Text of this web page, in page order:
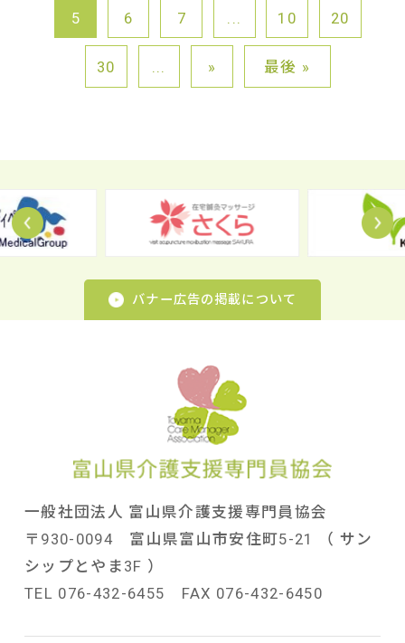
5 6 7 ... 10 20
30 ... » 最後 »
Prev
バナー広告の掲載について
一般社団法人 富山県介護支援専門員協会
〒930-0094 富山県富山市安住町5-21 （ サン
シップとやま3F ）
TEL 076-432-6455 FAX 076-432-6450